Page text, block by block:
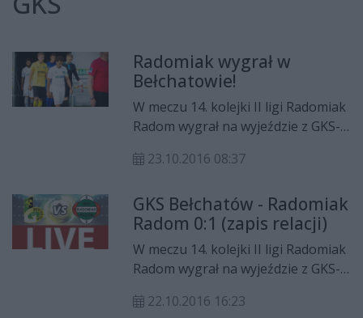
Radomiak wygrał w
Bełchatowie!
W meczu 14. kolejki II ligi Radomiak
Radom wygrał na wyjeździe z GKS-
trzech punktów zdobył w końcówce
zwycięstwie „Zieloni” umocnili się
na trzecim miejscu w tabeli.
23.10.2016 08:37
GKS Bełchatów - Radomiak
Radom 0:1 (zapis relacji)
W meczu 14. kolejki II ligi Radomiak
Radom wygrał na wyjeździe z GKS-
zwycięstwa zdobył Leandro Rossi!
22.10.2016 16:23